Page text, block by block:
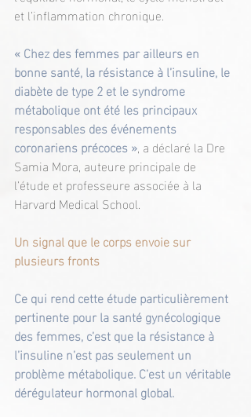
et l’inflammation chronique.
« Chez des femmes par ailleurs en
bonne santé, la résistance à l’insuline, le
diabète de type 2 et le syndrome
métabolique ont été les principaux
responsables des événements
coronariens précoces », a déclaré la Dre
Samia Mora, auteure principale de
l’étude et professeure associée à la
Harvard Medical School.
Un signal que le corps envoie sur
plusieurs fronts
Ce qui rend cette étude particulièrement
pertinente pour la santé gynécologique
des femmes, c’est que la résistance à
l’insuline n’est pas seulement un
problème métabolique. C’est un véritable
dérégulateur hormonal global.